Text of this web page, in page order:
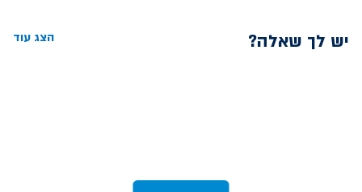
יש לך שאלה? הצג עוד